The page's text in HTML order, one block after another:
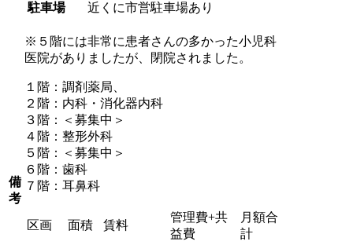
駐車場
近くに市営駐車場あり
備
考
※５階には非常に患者さんの多かった小児科
医院がありましたが、閉院されました。
１階：調剤薬局、
２階：内科・消化器内科
３階：＜募集中＞
４階：整形外科
５階：＜募集中＞
６階：歯科
７階：耳鼻科
区画 面積 賃料
管理費+共
益費
月額合
計